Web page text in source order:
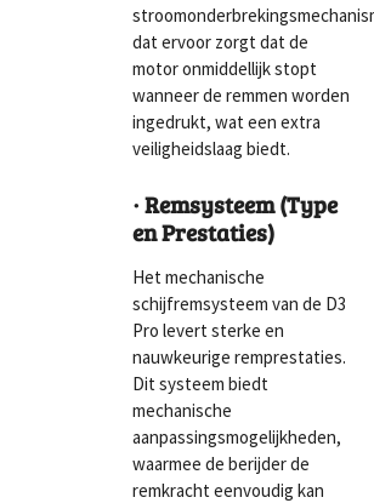
dat ervoor zorgt dat de
motor onmiddellijk stopt
wanneer de remmen worden
ingedrukt, wat een extra
veiligheidslaag biedt.
· Remsysteem (Type
en Prestaties)
Het mechanische
schijfremsysteem van de D3
Pro levert sterke en
nauwkeurige remprestaties.
Dit systeem biedt
mechanische
aanpassingsmogelijkheden,
waarmee de berijder de
remkracht eenvoudig kan